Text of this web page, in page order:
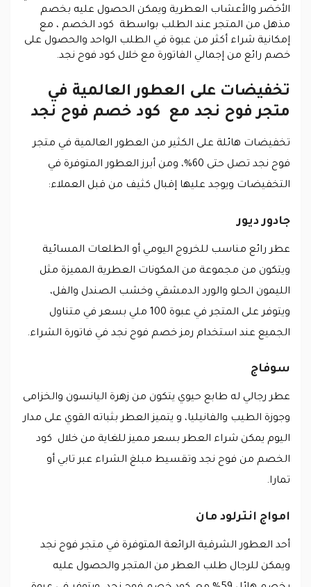
الأخضر والأعشاب العطرية ويمكن الحصول عليه بخصم
مذهل من المتجر عند الطلب بواسطة كود الخصم ، مع
إمكانية شراء أكثر من عبوة في الطلب الواحد والحصول على
خصم رائع من إجمالي الفاتورة مع خلال كود فوح نجد.
تخفيضات على العطور العالمية في
متجر فوح نجد مع كود خصم فوح نجد
تخفيضات هائلة على الكثير من العطور العالمية في متجر
فوح نجد تصل حتى 60%، ومن أبرز العطور المتوفرة في
التخفيضات ويوجد عليها إقبال كثيف من قبل العملاء:
جادور ديور
عطر رائع مناسب للخروج اليومي أو الطلعات المسائية
ويتكون من مجموعة من المكونات العطرية المميزة مثل
الليمون الحلو والورد الدمشقي وخشب الصندل والفل،
ويتوفر على المتجر في عبوة 100 ملي بسعر في متناول
الجميع عند استخدام رمز خصم فوح نجد في فاتورة الشراء.
سوفاج
عطر رجالي له طابع حيوي يتكون من زهرة اليانسون والخزامى
وجوزة الطيب والفانيليا، و يتميز العطر بثباته القوي على مدار
اليوم يمكن شراء العطر بسعر مميز للغاية من خلال كود
الخصم من فوح نجد وتقسيط مبلغ الشراء عبر تابي أو
تمارا.
امواج انترلود مان
أحد العطور الشرقية الرائعة المتوفرة في متجر فوح نجد
ويمكن للرجال طلب العطر من المتجر والحصول عليه